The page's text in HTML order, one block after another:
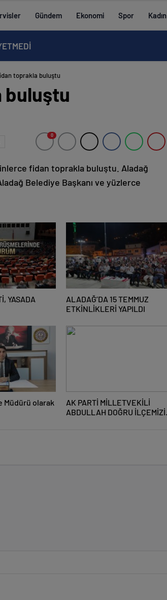
Gündem Ekonomi Spor Kadın
YASADA NELER VAR
toprakla buluştu
buluştu
0
fidan toprakla buluştu. Aladağ
Belediye Başkanı ve yüzlerce
YASADA
ALADAĞ’DA 15 TEMMUZ
ETKİNLİKLERİ YAPILDI
Müdürü olarak
AK PARTİ MİLLETVEKİLİ
ABDULLAH DOĞRU İLÇEMİZİ